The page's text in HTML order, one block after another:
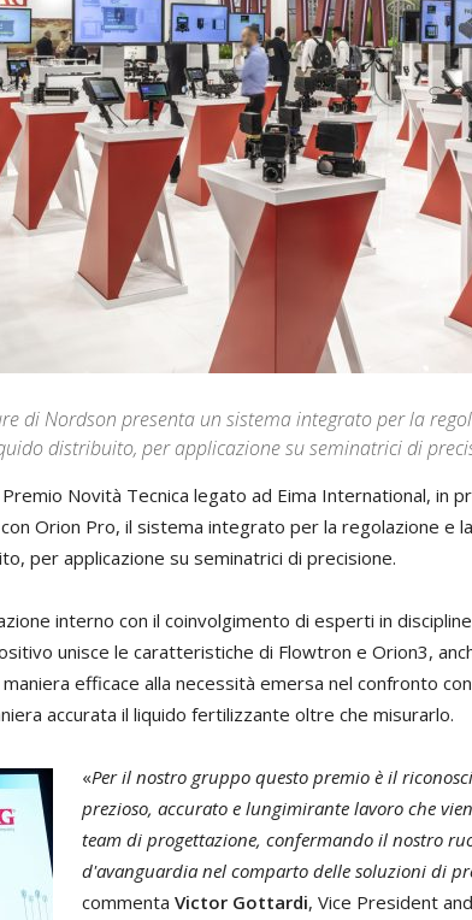
di Nordson presenta un sistema integrato per la
distribuito, per applicazione su seminatrici di
Novità Tecnica legato ad Eima International, in
Orion Pro, il sistema integrato per la regolazione e
per applicazione su seminatrici di precisione.
interno con il coinvolgimento di esperti in
unisce le caratteristiche di Flowtron e Orion3,
efficace alla necessità emersa nel confronto
accurata il liquido fertilizzante oltre che misurarlo.
«Per il nostro gruppo questo premio è il
prezioso, accurato e lungimirante lavoro che
team di progettazione, confermando il nostro
d'avanguardia nel comparto delle soluzioni di
commenta Victor Gottardi, Vice President